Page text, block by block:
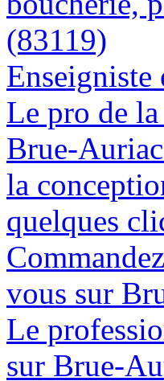
(83119)
Le pro de
Brue-
la
quelques
vous sur
Le
sur Brue-